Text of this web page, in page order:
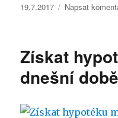
Publikováno:
19.7.2017 Napsat
Získat
dnešní